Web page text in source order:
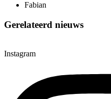
Fabian
Gerelateerd nieuws
Instagram